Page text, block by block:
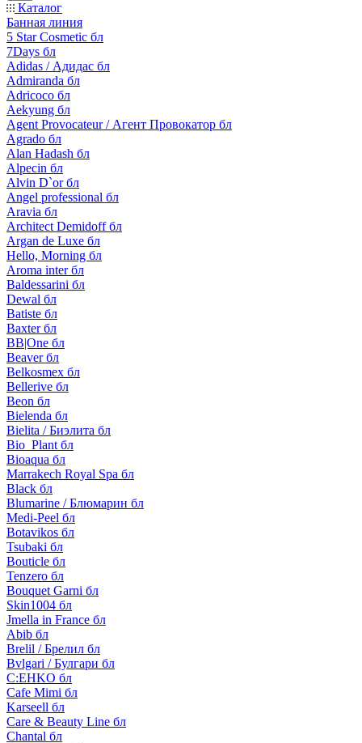
Каталог
Банная линия
5 Star Cosmetic бл
7Days бл
Adidas / Адидас бл
Admiranda бл
Adricoco бл
Aekyung бл
Agent Provocateur / Агент Провокатор бл
Agrado бл
Alan Hadash бл
Alpecin бл
Alvin D`or бл
Angel professional бл
Aravia бл
Architect Demidoff бл
Argan de Luxe бл
Hello, Morning бл
Aroma inter бл
Baldessarini бл
Dewal бл
Batiste бл
Baxter бл
BB|One бл
Beaver бл
Belkosmex бл
Bellerive бл
Beon бл
Bielenda бл
Bielita / Биэлита бл
Bio_Plant бл
Bioaqua бл
Marrakech Royal Spa бл
Black бл
Blumarine / Блюмарин бл
Medi-Peel бл
Botavikos бл
Tsubaki бл
Bouticle бл
Tenzero бл
Bouquet Garni бл
Skin1004 бл
Jmella in France бл
Abib бл
Brelil / Брелил бл
Bvlgari / Булгари бл
C:EHKO бл
Cafe Mimi бл
Karseell бл
Care & Beauty Line бл
Chantal бл